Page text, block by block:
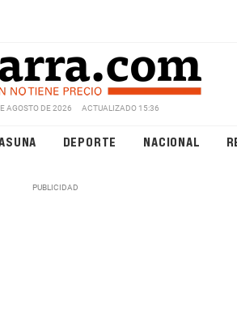
AGOSTO DE 2026 ACTUALIZADO 15:36
DEPORTE NACIONAL